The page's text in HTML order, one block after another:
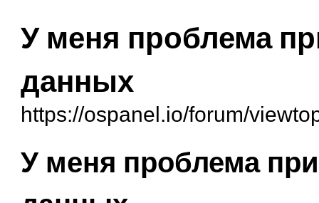
У меня проблема
данных
https://ospanel.io/forum/
У меня проблема